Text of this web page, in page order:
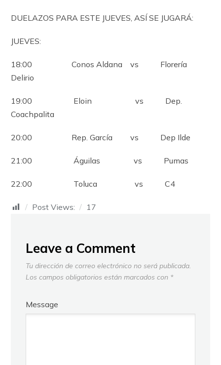
DUELAZOS PARA ESTE JUEVES, ASÍ SE JUGARÁ:
JUEVES:
18:00 Conos Aldana vs Florería
Delirio
19:00 Eloin vs Dep.
Coachpalita
20:00 Rep. García vs Dep Ilde
21:00 Águilas vs Pumas
22:00 Toluca vs C4
Post Views: 17
Leave a Comment
Tu dirección de correo electrónico no será publicada.
Los campos obligatorios están marcados con *
Message